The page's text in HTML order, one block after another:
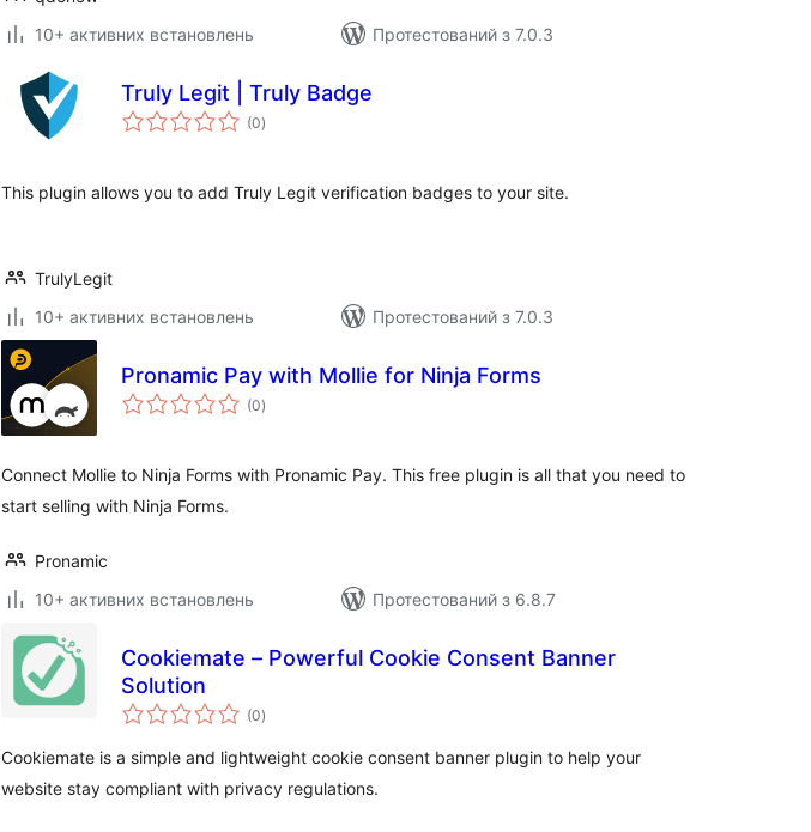
10+ активних встановлень
Протестований з 7.0.3
Truly Legit | Truly Badge
(0загальний
рейтинг
)
This plugin allows you to add Truly Legit verification badges to your site.
TrulyLegit
10+ активних встановлень
Протестований з 7.0.3
Pronamic Pay with Mollie for Ninja Forms
(0загальний
рейтинг
)
Connect Mollie to Ninja Forms with Pronamic Pay. This free plugin is all that you need to
start selling with Ninja Forms.
Pronamic
10+ активних встановлень
Протестований з 6.8.7
Cookiemate – Powerful Cookie Consent Banner
Solution
(0загальний
рейтинг
)
Cookiemate is a simple and lightweight cookie consent banner plugin to help your
website stay compliant with privacy regulations.